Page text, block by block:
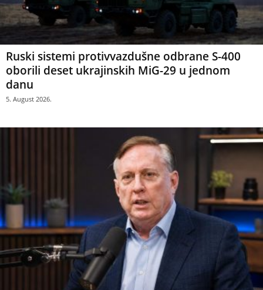
Ruski sistemi protivvazdušne odbrane S-400
oborili deset ukrajinskih MiG-29 u jednom
danu
5. August 2026.